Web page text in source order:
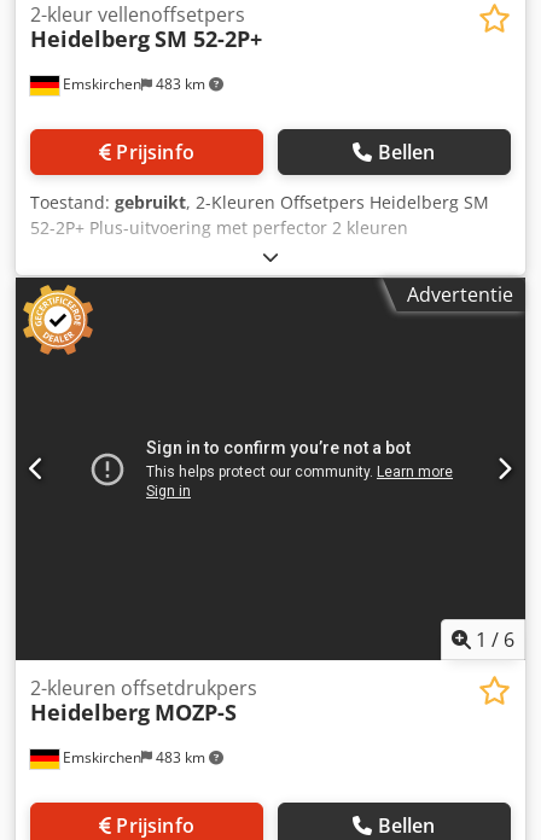
Emskirchen 483 km
2-kleur vellenoffsetpers
HeidelbergSM 52-2P+
Prijsinfo Bellen
Toestand: gebruikt, 2-Kleuren Offsetpers Heidelberg SM
52-2P+ Plus-uitvoering met perfector 2 kleuren
offsetdrukpers - Heidelberg SM 52-2P+ Bouwjaar: 1997 -
Serienummer 201301 Drukaantal: 54 miljoen Formaat: min.
105 x 145 mm - max. 370 x 520 mm Papierdikte: 0,06 - 0,4
mm Alcolor bevochtigingssysteem met Baldwin koeling
Perfector 1/1 - 2/0 CP-Tronic, Autoplate, Plus-uitvoering
Inclusief handleidingen Online video-inspectie via
WhatsApp - MS Zoom - Telegram Op voorraad in
Emskirchen/Nürnberg - Direct beschikbaar - Kan getest
Advertentie
1 / 6
Emskirchen 483 km
2-kleuren offsetdrukpers
Heidelberg MOZP-S
Prijsinfo Bellen